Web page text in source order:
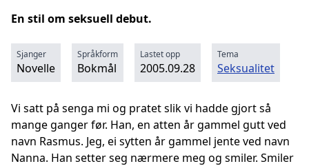
En stil om seksuell debut.
Sjanger
Novelle
Språkform
Bokmål
Lastet opp
2005.09.28
Tema
Seksualitet
Vi satt på senga mi og pratet slik vi hadde gjort så
mange ganger før. Han, en atten år gammel gutt ved
navn Rasmus. Jeg, ei sytten år gammel jente ved navn
Nanna. Han setter seg nærmere meg og smiler. Smiler